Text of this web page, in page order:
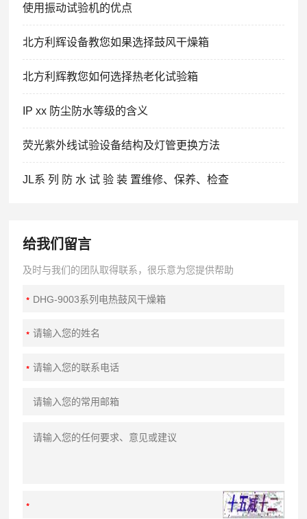
使用振动试验机的优点
北方利辉设备教您如果选择鼓风干燥箱
北方利辉教您如何选择热老化试验箱
IP xx 防尘防水等级的含义
荧光紫外线试验设备结构及灯管更换方法
JL系 列 防 水 试 验 装 置维修、保养、检查
给我们留言
及时与我们的团队取得联系，很乐意为您提供帮助